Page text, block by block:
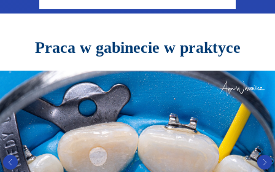
pewność, że to działa
długoterminowo
Praca w gabinecie w praktyce